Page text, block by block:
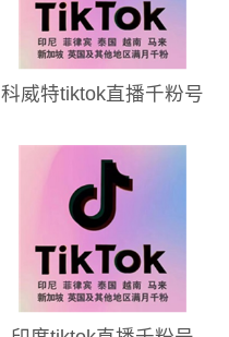
科威特tiktok直播千粉号